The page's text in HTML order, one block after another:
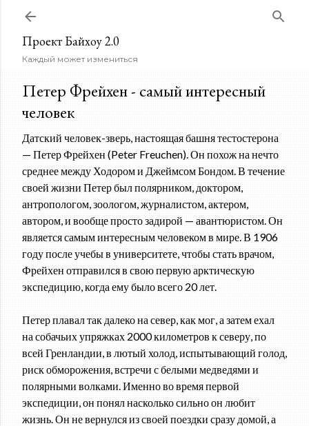
Проект Байхоу 2.0
Каждый может измениться
Петер Фрейхен - самый интересный
человек
Датский человек-зверь, настоящая башня тестостерона
— Петер Фрейхен (Peter Freuchen). Он похож на нечто
среднее между Ходором и Джеймсом Бондом. В течение
своей жизни Петер был полярником, доктором,
антропологом, зоологом, журналистом, актером,
автором, и вообще просто задирой — авантюристом. Он
является самым интересным человеком в мире. В 1906
году после учебы в университете, чтобы стать врачом,
Фрейхен отправился в свою первую арктическую
экспедицию, когда ему было всего 20 лет.
Петер плавал так далеко на север, как мог, а затем ехал
на собачьих упряжках 2000 километров к северу, по
всей Гренландии, в лютый холод, испытывающий голод,
риск обморожения, встречи с белыми медведями и
полярными волками. Именно во время первой
экспедиции, он понял насколько сильно он любит
жизнь. Он не вернулся из своей поездки сразу домой, а